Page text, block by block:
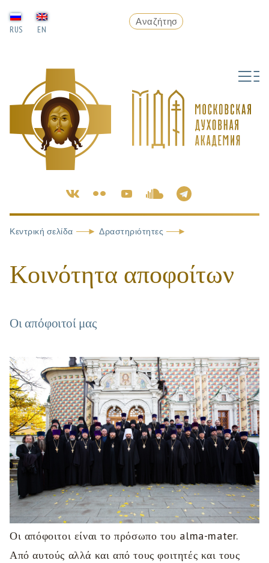
RUS EN
Κεντρική σελίδα Δραστηριότητες
Κοινότητα αποφοίτων
Οι απόφοιτοί μας
Οι απόφοιτοι είναι το πρόσωπο του alma-mater.
Από αυτούς αλλά και από τους φοιτητές και τους